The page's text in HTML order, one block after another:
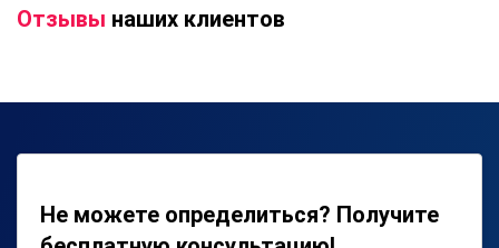
Отзывы наших клиентов
Не можете определиться? Получите